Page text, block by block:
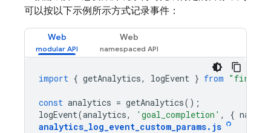
可以按以下示例所示方式记录事件：
Web Web
import { getAnalytics, logEvent } from
const analytics = getAnalytics();
logEvent(analytics, 'goal_completion' , { name
analytics_log_event_custom_params. js